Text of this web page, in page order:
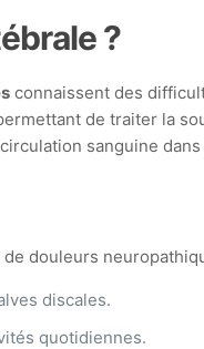
?
connaissent des
de traiter la
sanguine
douleurs
discales.
quotidiennes.